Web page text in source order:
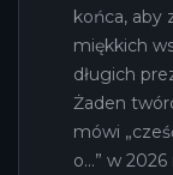
końca, aby
miękkich
długich
Żaden
mówi
o...” w 2026